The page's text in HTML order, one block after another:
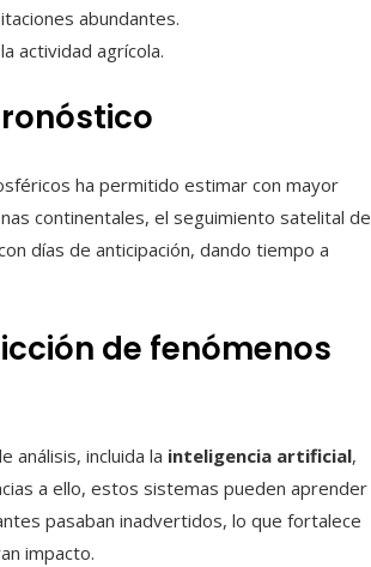
abundantes.
actividad agrícola.
ha permitido estimar con mayor
continentales, el seguimiento satelital de
días de anticipación, dando tiempo a
de fenómenos
análisis, incluida la inteligencia artificial,
a ello, estos sistemas pueden aprender
pasaban inadvertidos, lo que fortalece
impacto.